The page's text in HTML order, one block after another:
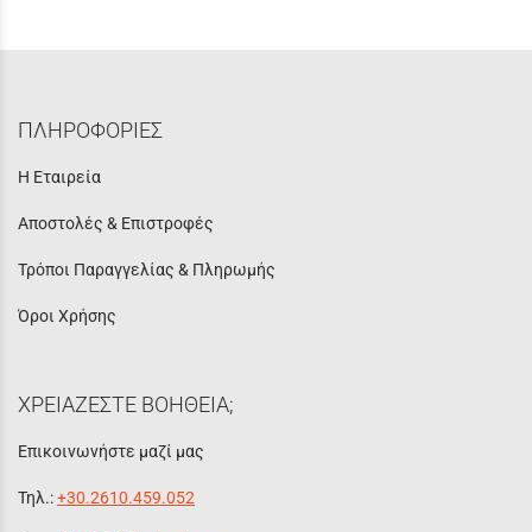
ΠΛΗΡΟΦΟΡΙΕΣ
Η Εταιρεία
Αποστολές & Επιστροφές
Τρόποι Παραγγελίας & Πληρωμής
Όροι Χρήσης
ΧΡΕΙΑΖΕΣΤΕ ΒΟΗΘΕΙΑ;
Επικοινωνήστε μαζί μας
Τηλ.:+30.2610.459.052